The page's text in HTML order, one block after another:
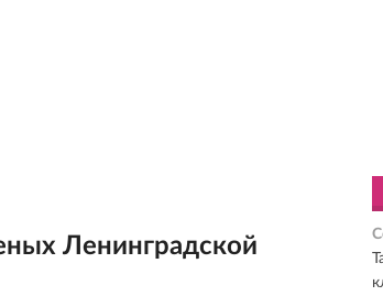
Ленинградской